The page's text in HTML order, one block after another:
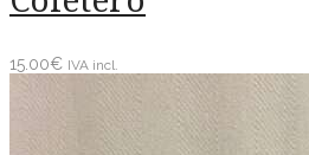
15.00€ IVA incl.